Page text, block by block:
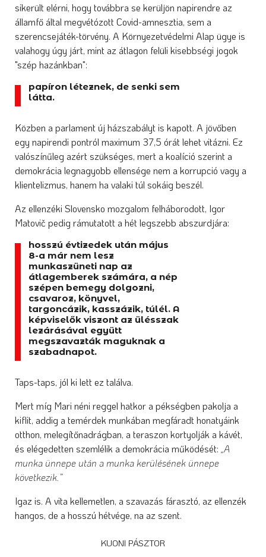
sikerült elérni, hogy továbbra se kerüljön napirendre az
államfő által megvétózott Covid-amnesztia, sem a
szerencsejáték-törvény. A Környezetvédelmi Alap ügye is
valahogy úgy járt, mint az átlagon felüli kisebbségi jogok
"szép hazánkban":
papíron léteznek, de senki sem
látta.
Közben a parlament új házszabályt is kapott. A jövőben
egy napirendi pontról maximum 37,5 órát lehet vitázni. Ez
valószínűleg azért szükséges, mert a koalíció szerint a
demokrácia legnagyobb ellensége nem a korrupció vagy a
klientelizmus, hanem ha valaki túl sokáig beszél.
Az ellenzéki Slovensko mozgalom felháborodott, Igor
Matovič pedig rámutatott a hét legszebb abszurdjára:
hosszú évtizedek után május
8-a már nem lesz
munkaszüneti nap az
átlagemberek számára, a nép
szépen bemegy dolgozni,
csavaroz, könyvel,
targoncázik, kasszázik, túlél. A
képviselők viszont az ülésszak
lezárásával együtt
megszavazták maguknak a
szabadnapot.
Taps-taps, jól ki lett ez találva.
Mert míg Mari néni reggel hatkor a pékségben pakolja a
kiflit, addig a temérdek munkában megfáradt honatyáink
otthon, melegítőnadrágban, a teraszon kortyolják a kávét,
és elégedetten szemlélik a demokrácia működését: „A
munka ünnepe után a munka kerülésének ünnepe
következik.”
Igaz is. A vita kellemetlen, a szavazás fárasztó, az ellenzék
hangos, de a hosszú hétvége, na az szent.
KUONI PÁSZTOR